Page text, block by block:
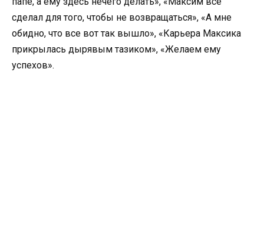
сделал для того, чтобы не возвращаться», «А мне
обидно, что все вот так вышло», «Карьера Максика
прикрылась дырявым тазиком», «Желаем ему
успехов».